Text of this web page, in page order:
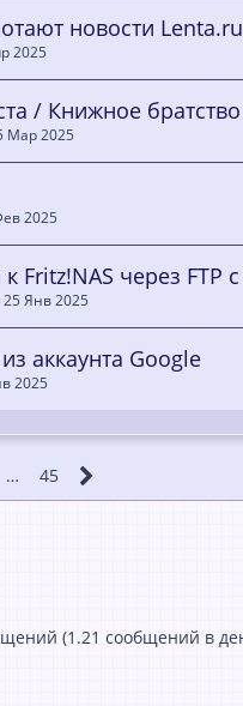
новости Lenta.ru
2025
/ Книжное братство
Мар 2025
2025
к Fritz!NAS через FTP
25 Янв 2025
аккаунта Google
2025
… 45
(1.21 сообщений в